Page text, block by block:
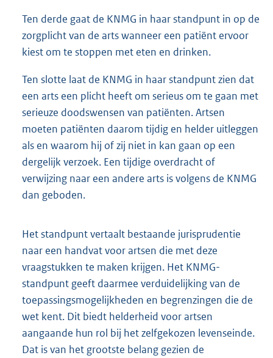
Ten derde gaat de KNMG in haar standpunt in op de
zorgplicht van de arts wanneer een patiënt ervoor
kiest om te stoppen met eten en drinken.
Ten slotte laat de KNMG in haar standpunt zien dat
een arts een plicht heeft om serieus om te gaan met
serieuze doodswensen van patiënten. Artsen
moeten patiënten daarom tijdig en helder uitleggen
als en waarom hij of zij niet in kan gaan op een
dergelijk verzoek. Een tijdige overdracht of
verwijzing naar een andere arts is volgens de KNMG
dan geboden.
Het standpunt vertaalt bestaande jurisprudentie
naar een handvat voor artsen die met deze
vraagstukken te maken krijgen. Het KNMG-
standpunt geeft daarmee verduidelijking van de
toepassingsmogelijkheden en begrenzingen die de
wet kent. Dit biedt helderheid voor artsen
aangaande hun rol bij het zelfgekozen levenseinde.
Dat is van het grootste belang gezien de